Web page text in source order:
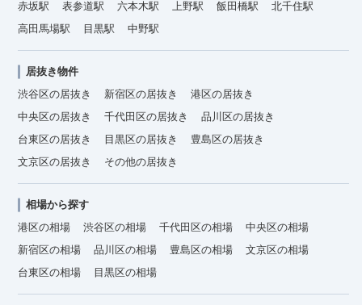
赤坂駅
表参道駅 六本木駅 上野駅 飯田橋駅
北千住駅
高田馬場駅
目黒駅 中野駅
居抜き物件
渋谷区の居抜き
新宿区の居抜き
港区の居抜き
中央区の居抜き
千代田区の居抜き
品川区の居抜き
台東区の居抜き
目黒区の居抜き
豊島区の居抜き
文京区の居抜き
その他の居抜き
相場から探す
港区の相場
渋谷区の相場 千代田区の相場
中央区の相場
新宿区の相場
品川区の相場 豊島区の相場
文京区の相場
台東区の相場
目黒区の相場